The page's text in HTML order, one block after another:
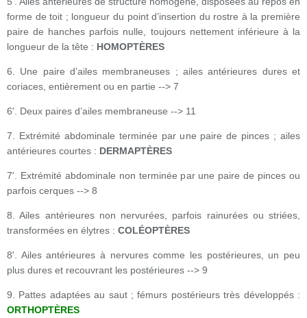
forme de toit ; longueur du point d’insertion du rostre à la première
paire de hanches parfois nulle, toujours nettement inférieure à la
longueur de la tête : HOMOPTÈRES
6. Une paire d’ailes membraneuses ; ailes antérieures dures et
coriaces, entièrement ou en partie --> 7
6'. Deux paires d’ailes membraneuse --> 11
7. Extrémité abdominale terminée par une paire de pinces ; ailes
antérieures courtes : DERMAPTÈRES
7'. Extrémité abdominale non terminée par une paire de pinces ou
parfois cerques --> 8
8. Ailes antérieures non nervurées, parfois rainurées ou striées,
transformées en élytres : COLÉOPTÈRES
8'. Ailes antérieures à nervures comme les postérieures, un peu
plus dures et recouvrant les postérieures --> 9
9. Pattes adaptées au saut ; fémurs postérieurs très développés :
ORTHOPTÈRES